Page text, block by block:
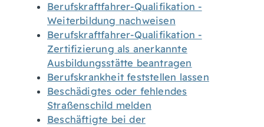
Berufskraftfahrer-Qualifikation -
Weiterbildung nachweisen
Berufskraftfahrer-Qualifikation -
Zertifizierung als anerkannte
Ausbildungsstätte beantragen
Berufskrankheit feststellen lassen
Beschädigtes oder fehlendes
Straßenschild melden
Beschäftigte bei der